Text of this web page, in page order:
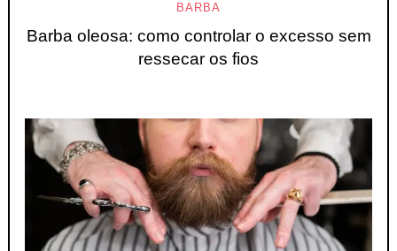
BARBA
Barba oleosa: como controlar o excesso sem
ressecar os fios